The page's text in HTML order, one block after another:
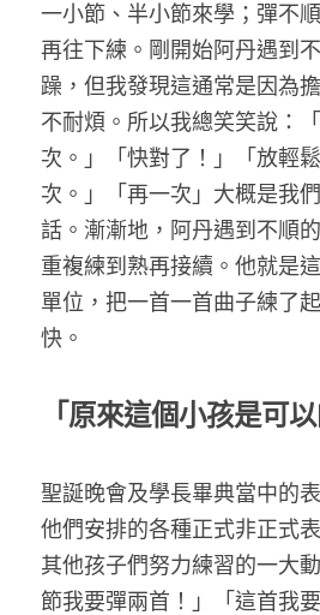
一小節、半小節來學；彈不
再往下練。剛開始阿丹遇到
躁，但我發現這通常是因為
不耐煩。所以我總笑笑說：
次。」「快對了！」「放輕
次。」「再一次」大概是我
話。漸漸地，阿丹遇到不順
重複練到熟再接續。他就是
單位，把一首一首曲子練了
快。
「原來這個小孩是可以
聖誕晚會及學長畢典當中的
他們安排的各種正式非正式
其他孩子們努力練習的一大
節我要彈兩首！」「這首我